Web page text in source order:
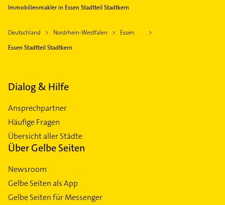
Immobilienmakler in Essen Stadtteil Stadtkern
Deutschland Nordrhein-Westfalen
Essen
Essen Stadtteil Stadtkern
Dialog & Hilfe
Ansprechpartner
Häufige Fragen
Übersicht aller Städte
Über Gelbe Seiten
Newsroom
Gelbe Seiten als App
Gelbe Seiten für Messenger